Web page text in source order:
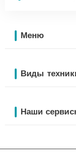
Меню
Виды
Наши